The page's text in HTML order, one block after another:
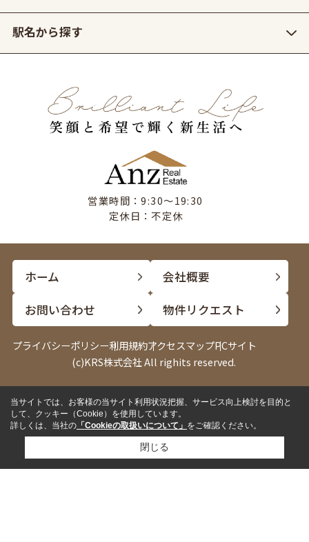
駅名から探す
営業時間：9:30〜19:30
定休日：不定休
ホーム
会社概要
お問い合わせ
物件リクエスト
プライバシーポリシー利用規約アクセスマップPCサイト
(c)KRS株式会社 All righits reserved.
電話 LINE
来店予約 ✓来店して相談したい
✓内見したい物件がある
当サイトでは、お客様の当サイト利用状況把握、サービス向上検討を目的と
して、クッキー（Cookie）を使用しています。
詳しくは、当社の 「Cookieの取扱いについて」 をご確認ください。
閉じる